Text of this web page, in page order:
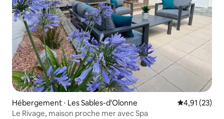
Hébergement ⋅ Les Sables-d'Olonne Évaluation
4,91 (23)
Le Rivage, maison proche mer avec Spa